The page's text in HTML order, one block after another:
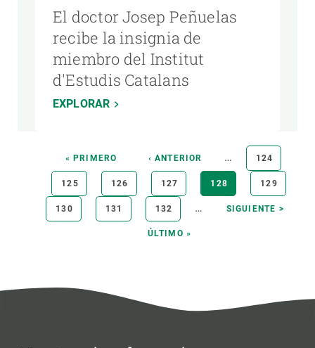
El doctor Josep Peñuelas
recibe la insignia de
miembro del Institut
d'Estudis Catalans
EXPLORAR
PaginaciónPRIMERA
PÁGINA
« PRIMERO
PÁGINA
ANTERIOR
‹ ANTERIOR … PÁGINA
124
PÁGINA
125 PÁGINA
126 PÁGINA
127
PÁGINA
ACTUAL
128 PÁGINA
129
PÁGINA
130 PÁGINA
131 PÁGINA
132 …
SIGUIENTE
SIGUIENTE >
ÚLTIMA
ÚLTIMO »